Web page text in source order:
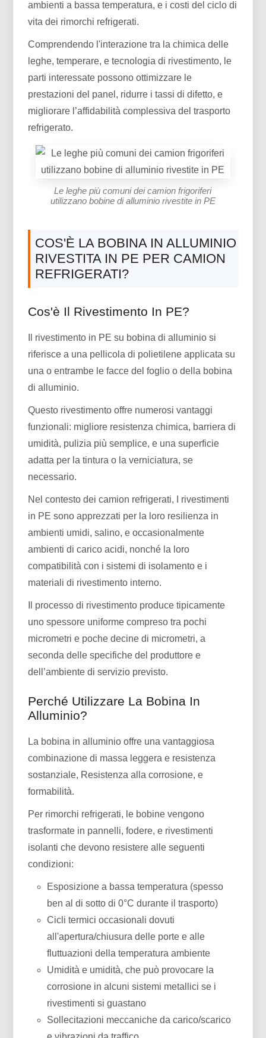
ambienti a bassa temperatura, e i costi del ciclo di
vita dei rimorchi refrigerati.
Comprendendo l'interazione tra la chimica delle
leghe, temperare, e tecnologia di rivestimento, le
parti interessate possono ottimizzare le
prestazioni del panel, ridurre i tassi di difetto, e
migliorare l’affidabilità complessiva del trasporto
refrigerato.
Le leghe più comuni dei camion frigoriferi
utilizzano bobine di alluminio rivestite in PE
COS'È LA BOBINA IN ALLUMINIO
RIVESTITA IN PE PER CAMION
REFRIGERATI?
Cos'è Il Rivestimento In PE?
Il rivestimento in PE su bobina di alluminio si
riferisce a una pellicola di polietilene applicata su
una o entrambe le facce del foglio o della bobina
di alluminio.
Questo rivestimento offre numerosi vantaggi
funzionali: migliore resistenza chimica, barriera di
umidità, pulizia più semplice, e una superficie
adatta per la tintura o la verniciatura, se
necessario.
Nel contesto dei camion refrigerati, I rivestimenti
in PE sono apprezzati per la loro resilienza in
ambienti umidi, salino, e occasionalmente
ambienti di carico acidi, nonché la loro
compatibilità con i sistemi di isolamento e i
materiali di rivestimento interno.
Il processo di rivestimento produce tipicamente
uno spessore uniforme compreso tra pochi
micrometri e poche decine di micrometri, a
seconda delle specifiche del produttore e
dell’ambiente di servizio previsto.
Perché Utilizzare La Bobina In
Alluminio?
La bobina in alluminio offre una vantaggiosa
combinazione di massa leggera e resistenza
sostanziale, Resistenza alla corrosione, e
formabilità.
Per rimorchi refrigerati, le bobine vengono
trasformate in pannelli, fodere, e rivestimenti
isolanti che devono resistere alle seguenti
condizioni:
Esposizione a bassa temperatura (spesso
ben al di sotto di 0°C durante il trasporto)
Cicli termici occasionali dovuti
all'apertura/chiusura delle porte e alle
fluttuazioni della temperatura ambiente
Umidità e umidità, che può provocare la
corrosione in alcuni sistemi metallici se i
rivestimenti si guastano
Sollecitazioni meccaniche da carico/scarico